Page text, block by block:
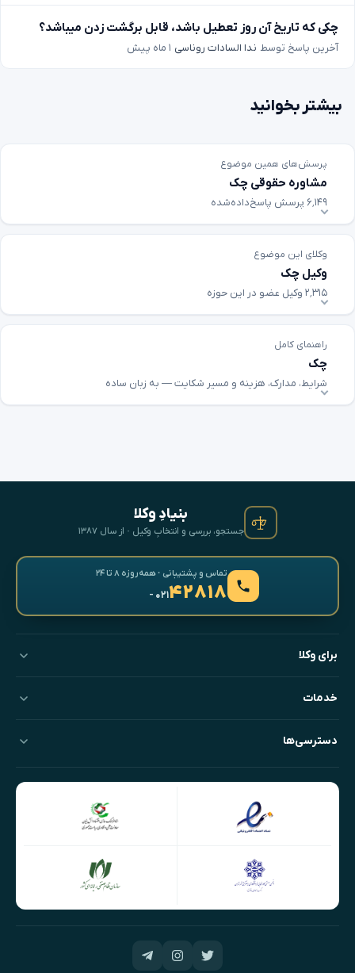
چکی که تاریخ آن روز تعطیل باشد، قابل برگشت زدن میباشد؟
آخرین پاسخ توسط ندا السادات روناسی ۱ ماه پیش
بیشتر بخوانید
پرسش‌های همین موضوع
مشاوره حقوقی چک
۶٬۱۴۹ پرسش پاسخ‌داده‌شده
وکلای این موضوع
وکیل چک
۲٬۳۱۵ وکیل عضو در این حوزه
راهنمای کامل
چک
شرایط، مدارک، هزینه و مسیر شکایت — به زبان ساده
بنیادِ وکلا
جستجو، بررسی و انتخابِ وکیل · از سال ۱۳۸۷
تماس و پشتیبانی · همه‌روزه ۸ تا ۲۴
۴۲۸۱۸- ۰۲۱
برای وکلا
خدمات
دسترسی‌ها